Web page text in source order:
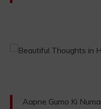
Aapne Gumo Ki